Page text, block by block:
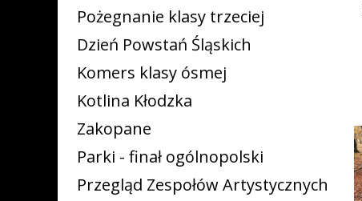
Pożegnanie klasy trzeciej
Dzień Powstań Śląskich
Komers klasy ósmej
Kotlina Kłodzka
Zakopane
Parki - finał ogólnopolski
Przegląd Zespołów Artystycznych